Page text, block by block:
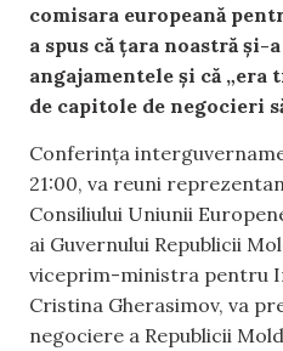
comisara europeană
a spus că țara noastră
angajamentele și că
de capitole de negocieri
Conferința
21:00, va reuni
Consiliului Uniunii
ai Guvernului Republicii
viceprim-ministra pentru
Cristina Gherasimov, va
negociere a Republicii